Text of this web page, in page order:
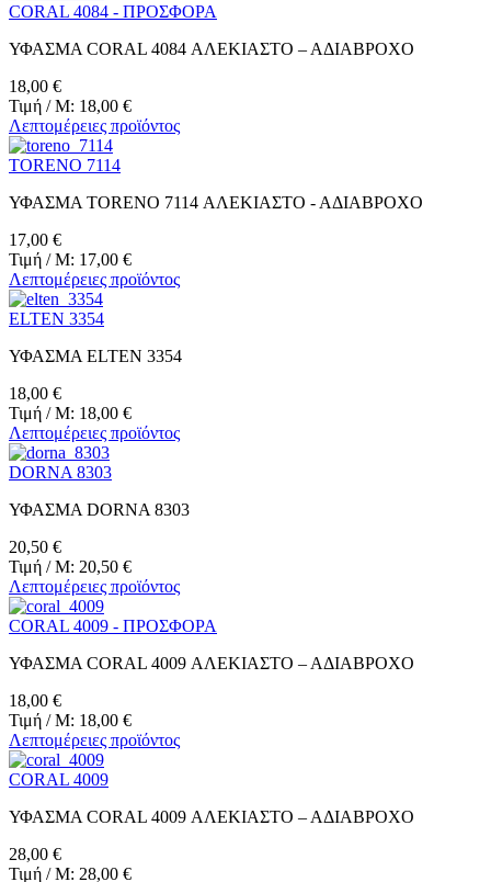
CORAL 4084 - ΠΡΟΣΦΟΡΑ
ΥΦΑΣΜΑ CORAL 4084 ΑΛΕΚΙΑΣΤΟ – ΑΔΙΑΒΡΟΧΟ
18,00 €
Τιμή / M: 18,00 €
Λεπτομέρειες προϊόντος
TORENO 7114
ΥΦΑΣΜΑ TORENO 7114 ΑΛΕΚΙΑΣΤΟ - ΑΔΙΑΒΡΟΧΟ
17,00 €
Τιμή / M: 17,00 €
Λεπτομέρειες προϊόντος
ELTEN 3354
ΥΦΑΣΜΑ ELTEN 3354
18,00 €
Τιμή / M: 18,00 €
Λεπτομέρειες προϊόντος
DORNA 8303
ΥΦΑΣΜΑ DORNA 8303
20,50 €
Τιμή / M: 20,50 €
Λεπτομέρειες προϊόντος
CORAL 4009 - ΠΡΟΣΦΟΡΑ
ΥΦΑΣΜΑ CORAL 4009 ΑΛΕΚΙΑΣΤΟ – ΑΔΙΑΒΡΟΧΟ
18,00 €
Τιμή / M: 18,00 €
Λεπτομέρειες προϊόντος
CORAL 4009
ΥΦΑΣΜΑ CORAL 4009 ΑΛΕΚΙΑΣΤΟ – ΑΔΙΑΒΡΟΧΟ
28,00 €
Τιμή / M: 28,00 €